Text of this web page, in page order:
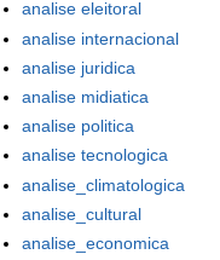
analise eleitoral
analise internacional
analise juridica
analise midiatica
analise politica
analise tecnologica
analise_climatologica
analise_cultural
analise_economica